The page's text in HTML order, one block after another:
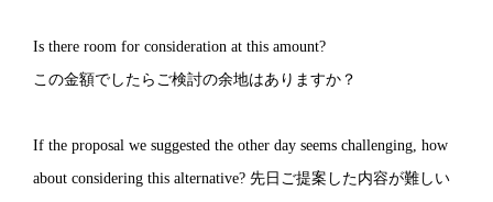
Is there room for consideration at this amount?
この金額でしたらご検討の余地はありますか？
If the proposal we suggested the other day seems challenging, how
about considering this alternative? 先日ご提案した内容が難しい